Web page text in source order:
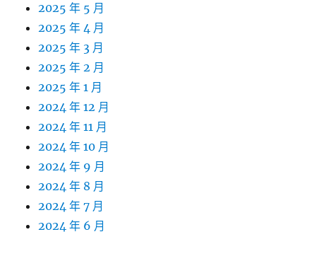
2025 年 5 月
2025 年 4 月
2025 年 3 月
2025 年 2 月
2025 年 1 月
2024 年 12 月
2024 年 11 月
2024 年 10 月
2024 年 9 月
2024 年 8 月
2024 年 7 月
2024 年 6 月